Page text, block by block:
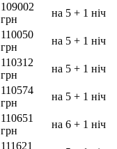
109002
грн
на 5 + 1 ніч
110050
грн
на 5 + 1 ніч
110312
грн
на 5 + 1 ніч
110574
грн
на 5 + 1 ніч
110651
грн
на 6 + 1 ніч
111621